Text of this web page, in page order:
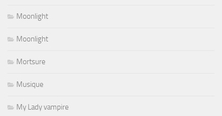
Moonlight
Moonlight
Mortsure
Musique
My Lady vampire